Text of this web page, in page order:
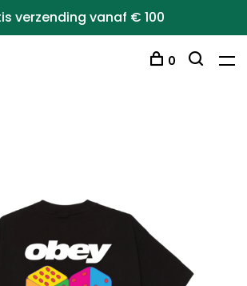
verzending vanaf € 100
0